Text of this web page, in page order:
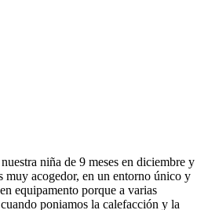
niña de 9 meses en diciembre y
muy acogedor, en un entorno único y
equipamento porque a varias
poniamos la calefacción y la